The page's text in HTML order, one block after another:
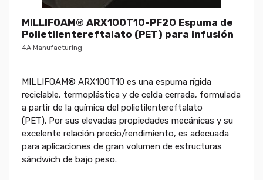
MILLIFOAM® ARX100T10-PF20 Espuma de
Polietilentereftalato (PET) para infusión
4A Manufacturing
MILLIFOAM® ARX100T10 es una espuma rígida
reciclable, termoplástica y de celda cerrada, formulada
a partir de la química del polietilentereftalato
(PET). Por sus elevadas propiedades mecánicas y su
excelente relación precio/rendimiento, es adecuada
para aplicaciones de gran volumen de estructuras
sándwich de bajo peso.